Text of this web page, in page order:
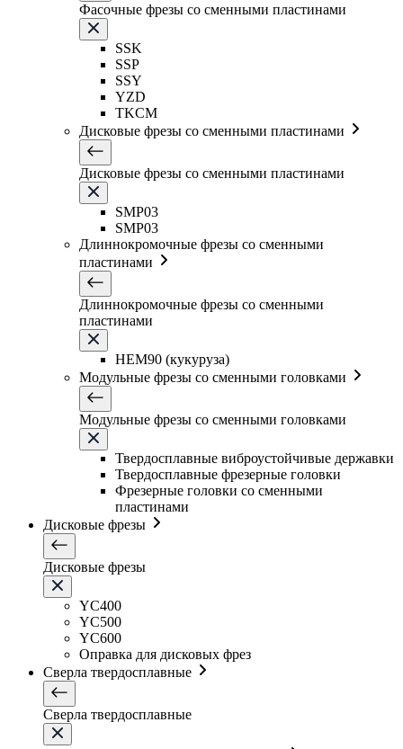
Фасочные фрезы со сменными пластинами
SSK
SSP
SSY
YZD
TKCM
Дисковые фрезы со сменными пластинами
Дисковые фрезы со сменными пластинами
SMP03
SMP03
Длиннокромочные фрезы со сменными
пластинами
Длиннокромочные фрезы со сменными
пластинами
HEM90 (кукуруза)
Модульные фрезы со сменными головками
Модульные фрезы со сменными головками
Твердосплавные виброустойчивые державки
Твердосплавные фрезерные головки
Фрезерные головки со сменными
пластинами
Дисковые фрезы
Дисковые фрезы
YC400
YC500
YC600
Оправка для дисковых фрез
Сверла твердосплавные
Сверла твердосплавные